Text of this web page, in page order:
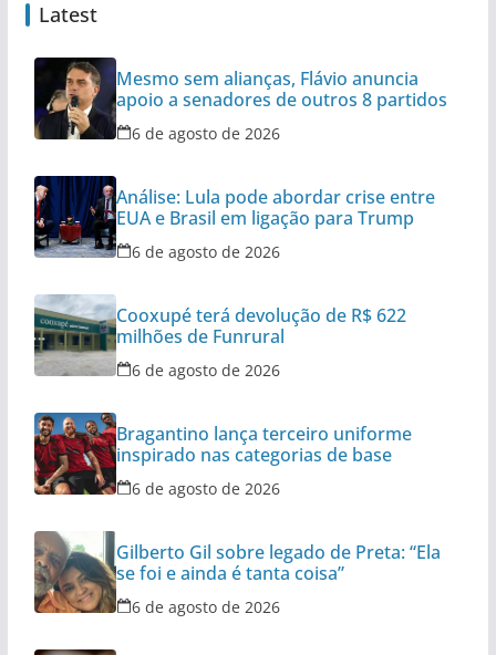
Latest
Mesmo sem alianças, Flávio anuncia
apoio a senadores de outros 8 partidos
6 de agosto de 2026
Análise: Lula pode abordar crise entre
EUA e Brasil em ligação para Trump
6 de agosto de 2026
Cooxupé terá devolução de R$ 622
milhões de Funrural
6 de agosto de 2026
Bragantino lança terceiro uniforme
inspirado nas categorias de base
6 de agosto de 2026
Gilberto Gil sobre legado de Preta: “Ela
se foi e ainda é tanta coisa”
6 de agosto de 2026